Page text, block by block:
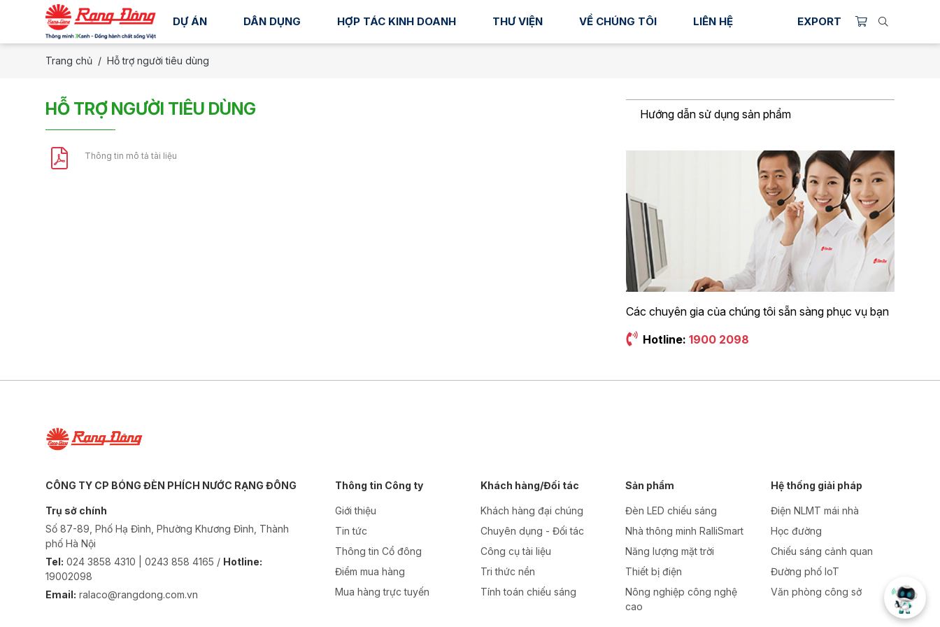
DỰ ÁN DÂN DỤNG HỢP TÁC KINH DOANH THƯ VIỆN VỀ CHÚNG TÔI LIÊN HỆ EXPORT
Trang chủ Hỗ trợ người tiêu dùng
HỖ TRỢ NGƯỜI TIÊU DÙNG
Thông tin mô tả tài liệu
Hướng dẫn sử dụng sản phẩm
Các chuyên gia của chúng tôi sẵn sàng phục vụ bạn
Hotline: 1900 2098
CÔNG TY CP BÓNG ĐÈN PHÍCH NƯỚC RẠNG ĐÔNG
Trụ sở chính
Số 87-89, Phố Hạ Đình, Phường Khương Đình, Thành
phố Hà Nội
Tel: 024 3858 4310 | 0243 858 4165 / Hotline:
19002098
Email: ralaco@rangdong.com.vn
Thông tin Công ty
Giới thiệu
Tin tức
Thông tin Cổ đông
Điểm mua hàng
Mua hàng trực tuyến
Khách hàng/Đối tác
Khách hàng đại chúng
Chuyên dụng - Đối tác
Công cụ tài liệu
Tri thức nền
Tính toán chiếu sáng
Sản phẩm
Đèn LED chiếu sáng
Nhà thông minh RalliSmart
Năng lượng mặt trời
Thiết bị điện
Nông nghiệp công nghệ
cao
Hệ thống giải pháp
Điện NLMT mái nhà
Học đường
Chiếu sáng cảnh quan
Đường phố IoT
Văn phòng công sở